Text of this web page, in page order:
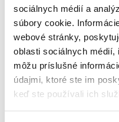
sociálnych médií a
súbory cookie.
webové stránky,
oblasti sociálnych médií,
môžu príslušné
údajmi, ktoré ste im
keď ste používali ich